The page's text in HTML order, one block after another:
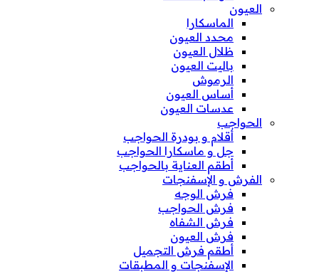
العيون
الماسكارا
محدد العيون
ظلال العيون
باليت العيون
الرموش
أساس العيون
عدسات العيون
الحواجب
أقلام و بودرة الحواجب
جل و ماسكارا الحواجب
أطقم العناية بالحواجب
الفرش و الإسفنجات
فرش الوجه
فرش الحواجب
فرش الشفاه
فرش العيون
أطقم فرش التجميل
الإسفنجات و المطبقات